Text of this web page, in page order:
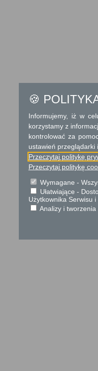
🍪
Informujemy, iż w
korzystamy z
kontrolować za
ustawień przeglądarki
Przeczytaj politykę
Przeczytaj politykę
Wymagane -
Ułatwiające -
Użytkownika Serwisu
Analizy i